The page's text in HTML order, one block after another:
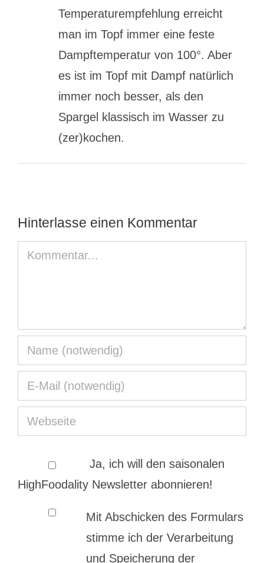
Temperaturempfehlung erreicht
man im Topf immer eine feste
Dampftemperatur von 100°. Aber
es ist im Topf mit Dampf natürlich
immer noch besser, als den
Spargel klassisch im Wasser zu
(zer)kochen.
Hinterlasse einen Kommentar
Kommentar
Ja, ich will den saisonalen
HighFoodality Newsletter abonnieren!
Mit Abschicken des Formulars
stimme ich der Verarbeitung
und Speicherung der